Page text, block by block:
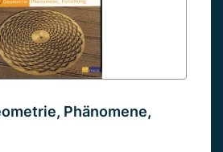
Phänomene,